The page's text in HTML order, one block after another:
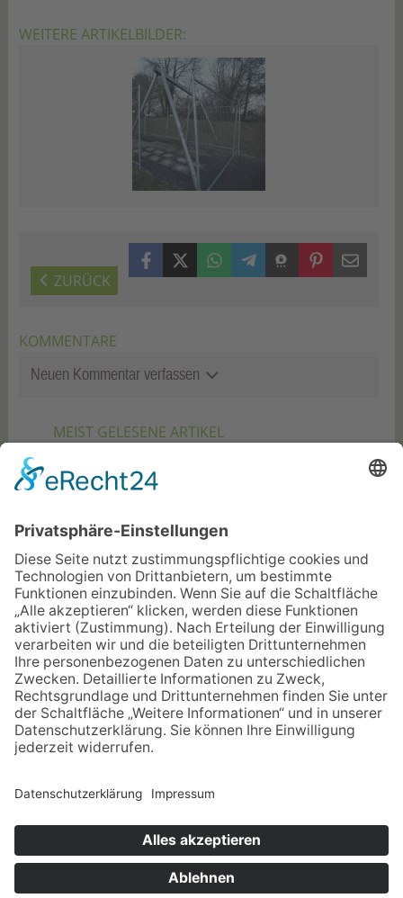
WEITERE ARTIKELBILDER:
ZURÜCK
FacebookX (Twitter)WhatsAppTelegramThreemaPinterestMail
KOMMENTARE
Neuen Kommentar verfassen
MEIST GELESENE ARTIKEL
06.08.2026
Sterne Best Shop Award
Sommerfest
06.08.2026
„Internationale“ Ferienspiele
auf dem Gelände der
Markwaldschule eröffnet
29.07.2026
Zusatzkonzert der Italienischen
Opernnacht am 7. Aug., 20.30
Uhr
14.07.2026
Digitale Bürgersprechstunden
zu geplanter Stromleitung
zwischen Bayern und Hessen
© - Alle Rechte vorbehalten. Babenhäuser Zeitung
Verlagsgesellschaft mbh, Platanenallee 32, 64832 Babenhausen,
Telefon: 06073-740124, Fax: 06073-740 123, E-Mail: